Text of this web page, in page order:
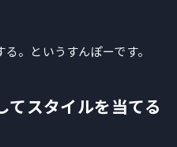
。というすんぽーです。
てスタイルを当てる